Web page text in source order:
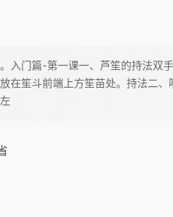
入门篇-第一课一、芦笙的持法双
在笙斗前端上方笙苗处。持法二、